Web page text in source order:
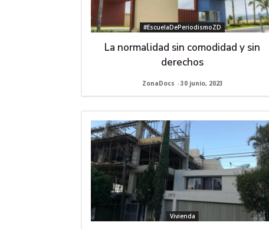
#EscuelaDePeriodismoZD
La normalidad sin comodidad y sin
derechos
ZonaDocs -30 junio, 2023
Vivienda